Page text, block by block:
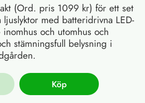
(Ord. pris 1099 kr) för ett set
ljuslyktor med batteridrivna LED-
och utomhus och
stämningsfull belysning i
Köp